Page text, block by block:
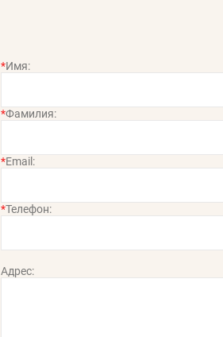
*Имя:
*Фамилия:
*Email:
*Телефон:
Адрес: